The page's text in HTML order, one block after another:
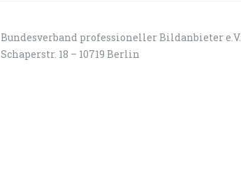
Bundesverband professioneller Bildanbieter e.V.
Schaperstr. 18 – 10719 Berlin